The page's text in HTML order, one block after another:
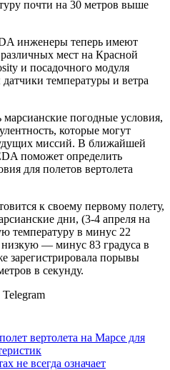
почти на 30 метров выше
инженеры теперь имеют
мест на Красной
и посадочного модуля
температуры и ветра
погодные условия,
которые могут
миссий. В ближайшей
поможет определить
для полетов вертолета
к своему первому полету,
дни, (3-4 апреля на
температуру в минус 22
— минус 83 градуса в
зарегистрировала порывы
в секунду.
вертолета на Марсе для
не всегда означает